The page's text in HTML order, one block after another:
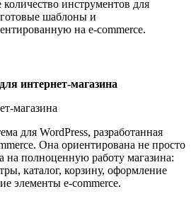
количество инструментов для
шаблоны и
на e-commerce.
интернет-магазина
для WordPress, разработанная
Она ориентирована не просто
на полноценную работу магазина:
каталог, корзину, оформление
элементы e-commerce.